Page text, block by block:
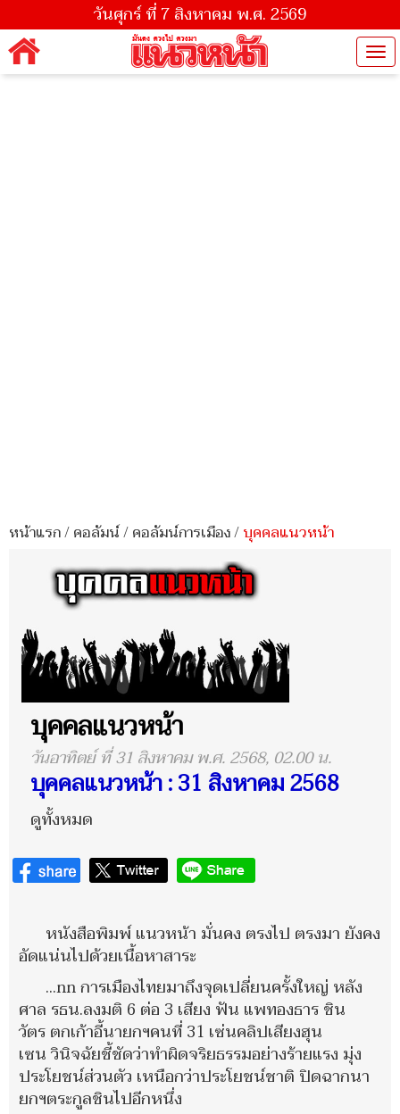
วันศุกร์ ที่ 7 สิงหาคม พ.ศ. 2569
หน้าแรก/คอลัมน์/คอลัมน์การเมือง/บุคคลแนวหน้า
บุคคลแนวหน้า
วันอาทิตย์ ที่ 31 สิงหาคม พ.ศ. 2568, 02.00 น.
บุคคลแนวหน้า : 31 สิงหาคม 2568
ดูทั้งหมด
หนังสือพิมพ์ แนวหน้า มั่นคง ตรงไป ตรงมา ยังคง
อัดแน่นไปด้วยเนื้อหาสาระ
...nn การเมืองไทยมาถึงจุดเปลี่ยนครั้งใหญ่ หลัง
ศาล รธน.ลงมติ 6 ต่อ 3 เสียง ฟัน แพทองธาร ชิน
วัตร ตกเก้าอี้นายกฯคนที่ 31 เซ่นคลิปเสียงฮุน
เซน วินิจฉัยชี้ชัดว่าทำผิดจริยธรรมอย่างร้ายแรง มุ่ง
ประโยชน์ส่วนตัว เหนือกว่าประโยชน์ชาติ ปิดฉากนา
ยกฯตระกูลชินไปอีกหนึ่ง